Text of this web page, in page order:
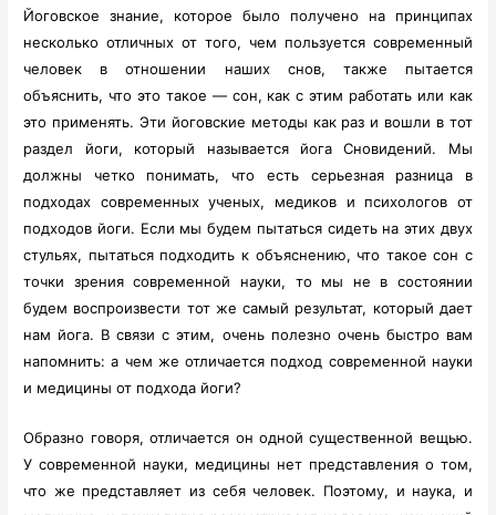
Йоговское знание, которое было получено на принципах
несколько отличных от того, чем пользуется современный
человек в отношении наших снов, также пытается
объяснить, что это такое — сон, как с этим работать или как
это применять. Эти йоговские методы как раз и вошли в тот
раздел йоги, который называется йога Сновидений. Мы
должны четко понимать, что есть серьезная разница в
подходах современных ученых, медиков и психологов от
подходов йоги. Если мы будем пытаться сидеть на этих двух
стульях, пытаться подходить к объяснению, что такое сон с
точки зрения современной науки, то мы не в состоянии
будем воспроизвести тот же самый результат, который дает
нам йога. В связи с этим, очень полезно очень быстро вам
напомнить: а чем же отличается подход современной науки
и медицины от подхода йоги?
Образно говоря, отличается он одной существенной вещью.
У современной науки, медицины нет представления о том,
что же представляет из себя человек. Поэтому, и наука, и